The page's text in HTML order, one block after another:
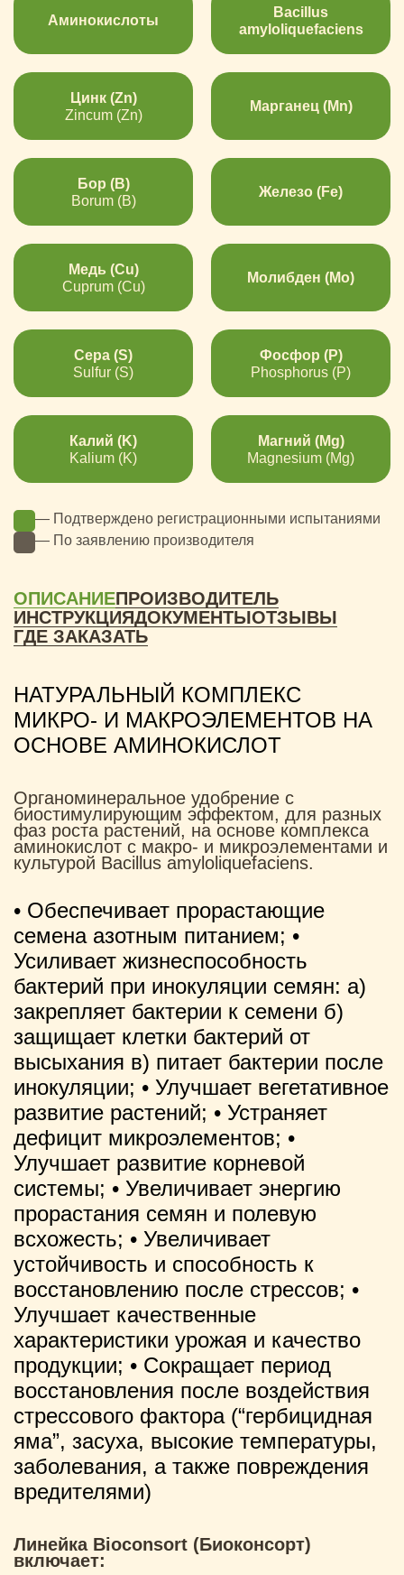
Аминокислоты
Bacillus
amyloliquefaciens
Цинк (Zn)
Zincum (Zn)
Марганец (Mn)
Бор (B)
Borum (B)
Железо (Fe)
Медь (Cu)
Cuprum (Cu)
Молибден (Mo)
Сера (S)
Sulfur (S)
Фосфор (P)
Phosphorus (P)
Калий (K)
Kalium (K)
Магний (Mg)
Magnesium (Mg)
— Подтверждено регистрационными испытаниями
— По заявлению производителя
ОПИСАНИЕПРОИЗВОДИТЕЛЬ
ИНСТРУКЦИЯДОКУМЕНТЫОТЗЫВЫ
ГДЕ ЗАКАЗАТЬ
НАТУРАЛЬНЫЙ КОМПЛЕКС
МИКРО- И МАКРОЭЛЕМЕНТОВ НА
ОСНОВЕ АМИНОКИСЛОТ
Органоминеральное удобрение с
биостимулирующим эффектом, для разных
фаз роста растений, на основе комплекса
аминокислот с макро- и микроэлементами и
культурой Bacillus amyloliquefaciens.
• Обеспечивает прорастающие
семена азотным питанием; •
Усиливает жизнеспособность
бактерий при инокуляции семян: а)
закрепляет бактерии к семени б)
защищает клетки бактерий от
высыхания в) питает бактерии после
инокуляции; • Улучшает вегетативное
развитие растений; • Устраняет
дефицит микроэлементов; •
Улучшает развитие корневой
системы; • Увеличивает энергию
прорастания семян и полевую
всхожесть; • Увеличивает
устойчивость и способность к
восстановлению после стрессов; •
Улучшает качественные
характеристики урожая и качество
продукции; • Сокращает период
восстановления после воздействия
стрессового фактора (“гербицидная
яма”, засуха, высокие температуры,
заболевания, а также повреждения
вредителями)
Линейка Bioconsort (Биоконсорт)
включает: